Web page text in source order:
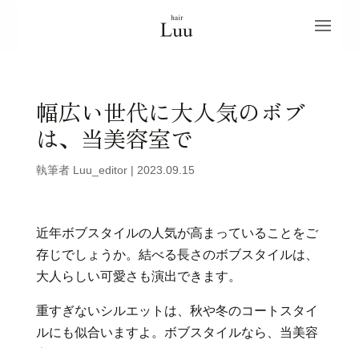
幅広い世代に大人気のボブ
は、当美容室で
執筆者 Luu_editor| 2023.09.15
近年ボブスタイルの人気が高まっていることをご
存じでしょうか。結べる長さのボブスタイルは、
大人らしい可愛さも演出できます。
重すぎないシルエットは、秋や冬のコートスタイ
ルにも似合いますよ。ボブスタイルなら、当美容